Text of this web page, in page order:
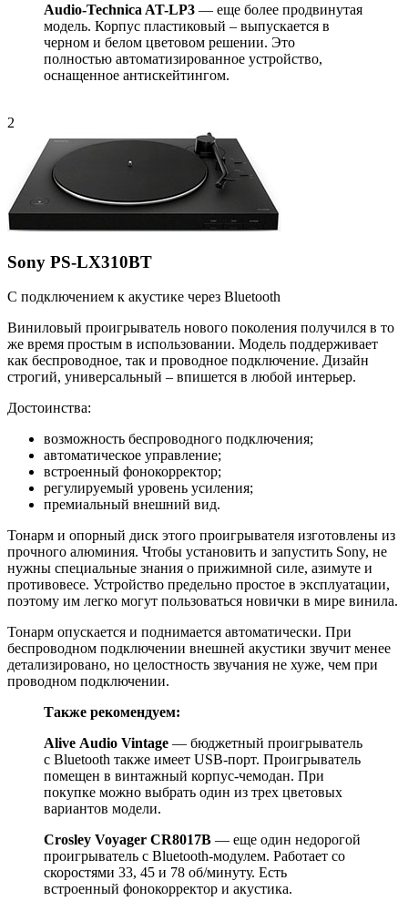
Audio-Technica AT-LP3 — еще более продвинутая
модель. Корпус пластиковый – выпускается в
черном и белом цветовом решении. Это
полностью автоматизированное устройство,
оснащенное антискейтингом.
2
Sony PS-LX310BT
С подключением к акустике через Bluetooth
Виниловый проигрыватель нового поколения получился в то
же время простым в использовании. Модель поддерживает
как беспроводное, так и проводное подключение. Дизайн
строгий, универсальный – впишется в любой интерьер.
Достоинства:
возможность беспроводного подключения;
автоматическое управление;
встроенный фонокорректор;
регулируемый уровень усиления;
премиальный внешний вид.
Тонарм и опорный диск этого проигрывателя изготовлены из
прочного алюминия. Чтобы установить и запустить Sony, не
нужны специальные знания о прижимной силе, азимуте и
противовесе. Устройство предельно простое в эксплуатации,
поэтому им легко могут пользоваться новички в мире винила.
Тонарм опускается и поднимается автоматически. При
беспроводном подключении внешней акустики звучит менее
детализировано, но целостность звучания не хуже, чем при
проводном подключении.
Также рекомендуем:
Alive Audio Vintage — бюджетный проигрыватель
с Bluetooth также имеет USB-порт. Проигрыватель
помещен в винтажный корпус-чемодан. При
покупке можно выбрать один из трех цветовых
вариантов модели.
Crosley Voyager CR8017B — еще один недорогой
проигрыватель с Bluetooth-модулем. Работает со
скоростями 33, 45 и 78 об/минуту. Есть
встроенный фонокорректор и акустика.